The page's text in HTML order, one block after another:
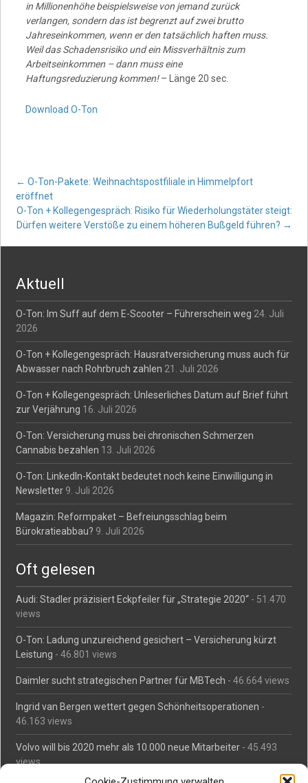
in Millionenhöhe beispielsweise von jemand zurück
verlangen, sondern das ist begrenzt auf zwei brutto
Jahreseinkommen, wenn er den tatsächlich haften muss.
Weil das Schadensrisiko und ein Missverhältnis zum
Arbeitseinkommen – dann muss eine
Haftungsreduzierung kommen!– Länge 20 sec.
Download O-Ton
Post
navigation
← O-Ton-Pakete: Weihnachtspostfiliale in Himmelpfort
eröffnet
O-Ton + Kollegengespräch: Risiko für Wiederholungstäter steigt:
Dürfen weitere Verstöße zu einem höheren Bußgeld führen? →
Aktuell
O-Ton: Im Suff auf dem E-Scooter – Führerschein weg 24. Juli
2026
O-Ton + Kollegengespräch: Hausratversicherung muss auch für
Abwasser nach Rohrbruch zahlen 21. Juli 2026
O-Ton + Kollegengespräch: Unleserliches Datum auf Brief führt
zur Verjährung 16. Juli 2026
O-Ton: Versicherung muss bei chronischen Schmerzen
Cannabis bezahlen 13. Juli 2026
O-Ton: LinkedIn-Kontakt bedeutet noch keine Einwilligung in
Newsletter 9. Juli 2026
Magazin: Reformpaket – Befreiungsschlag beim
Bürokratieabbau? 9. Juli 2026
Oft gelesen
Audi: Stadler präzisiert Eckpfeiler für „Strategie 2020“ - 51.470
views
O-Ton: Ladung unzureichend gesichert – Versicherung kürzt
Leistung - 46.801 views
Daimler sucht strategischen Partner für MBTech - 46.664 views
Ingrid van Bergen wettert gegen Schönheitsoperationen -
46.163 views
Volvo will bis 2020 mehr als 10.000 neue Mitarbeiter - 45.493
views